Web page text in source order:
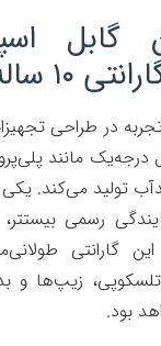
ساله
در طراحی تجهیزات
می‌کند. یکی از
رسمی بیستتر،
طولانی‌مدت
زیپ‌ها و